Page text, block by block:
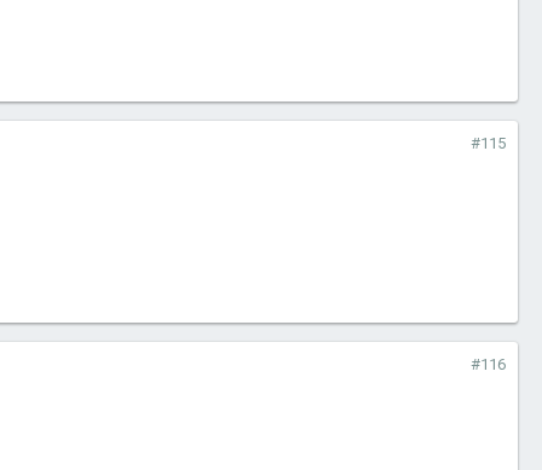
#115
#116